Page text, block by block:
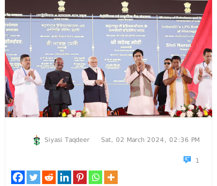
Siyasi Taqdeer
Sat, 02 March 2024, 02:36 PM
1